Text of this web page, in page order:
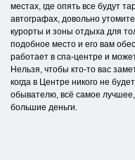
местах, где опять все будут
автографах, довольно
курорты и зоны отдыха для
подобное место и его вам
работает в спа-центре и
Нельзя, чтобы кто-то вас
когда в Центре никого не
обывателю, всё самое
большие деньги.